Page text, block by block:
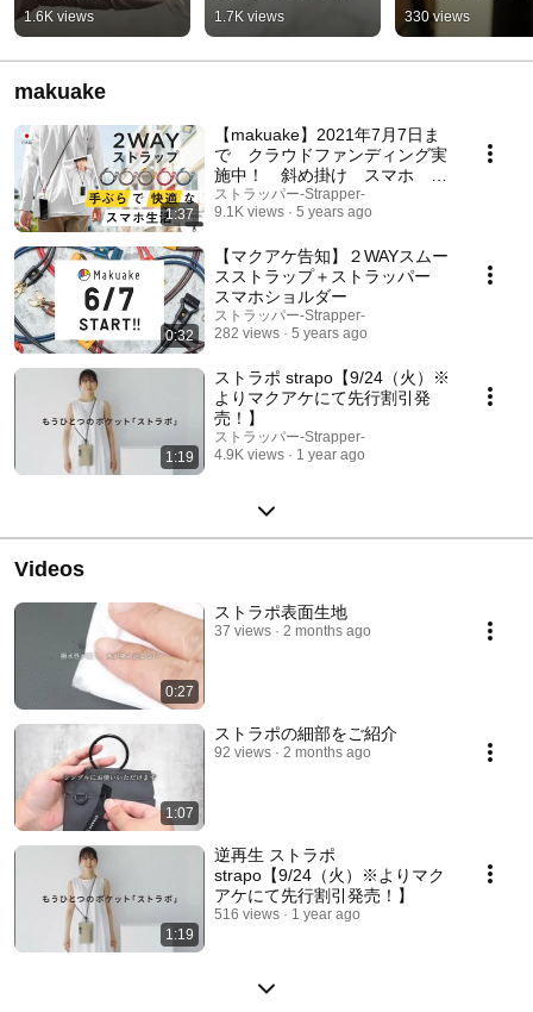
1.6K views 1.7K views 330 views
makuake
1:37
【makuake】2021年7月7日ま
で クラウドファンディング実
施中！ 斜め掛け スマホ ス
トラップ ２WAY
ストラッパー-Strapper-
9.1K views
5 years ago
0:32
【マクアケ告知】２WAYスムー
スストラップ＋ストラッパー
スマホショルダー
ストラッパー-Strapper-
282 views
5 years ago
1:19
ストラポ strapo【9/24（火）※
よりマクアケにて先行割引発
売！】
ストラッパー-Strapper-
4.9K views
1 year ago
Videos
0:27
ストラポ表面生地
37 views 2 months ago
1:07
ストラポの細部をご紹介
92 views 2 months ago
1:19
逆再生 ストラポ
strapo【9/24（火）※よりマク
アケにて先行割引発売！】
516 views 1 year ago